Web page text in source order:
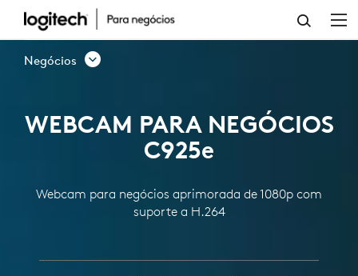
WEBCAM
PARA
C925E
1080P
Negócios
WEBCAM PARA NEGÓCIOS
C925e
Webcam para negócios aprimorada de 1080p com
suporte a H.264